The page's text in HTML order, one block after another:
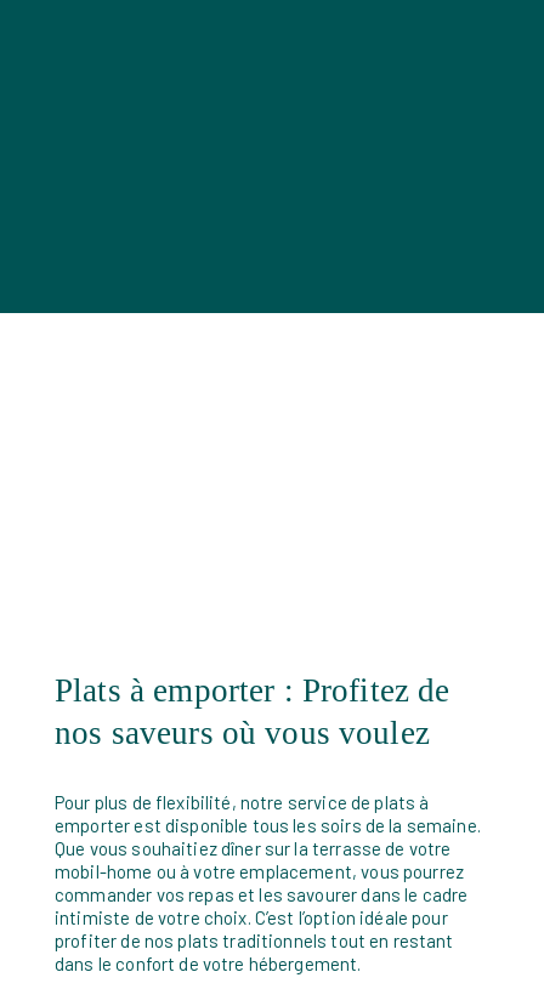
Plats à emporter : Profitez de
nos saveurs où vous voulez
Pour plus de flexibilité, notre service de plats à
emporter est disponible tous les soirs de la semaine.
Que vous souhaitiez dîner sur la terrasse de votre
mobil-home ou à votre emplacement, vous pourrez
commander vos repas et les savourer dans le cadre
intimiste de votre choix. C’est l’option idéale pour
profiter de nos plats traditionnels tout en restant
dans le confort de votre hébergement.